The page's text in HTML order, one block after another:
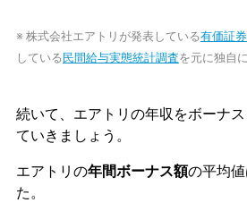
※ 株式会社エアトリが発表している有価証
している 民間給与実態統計調査を元に独自
続いて、エアトリの年収をボーナ
ていきましょう。
エアトリの年間ボーナス額の平均
た。